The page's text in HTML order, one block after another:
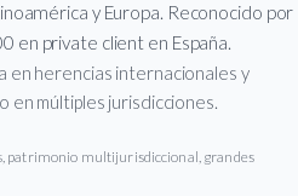
y Europa. Reconocido por
en private client en España.
en herencias internacionales y
en múltiples jurisdicciones.
patrimonio multijurisdiccional, grandes